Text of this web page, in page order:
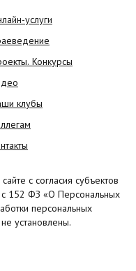
услуги
Конкурсы
клубы
с согласия субъектов
с 152 ФЗ «О Персональных
персональных
установлены.